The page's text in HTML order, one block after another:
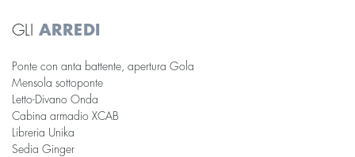
GLI ARREDI
Ponte con anta battente, apertura Gola
Mensola sottoponte
Letto-Divano Onda
Cabina armadio XCAB
Libreria Unika
Sedia Ginger